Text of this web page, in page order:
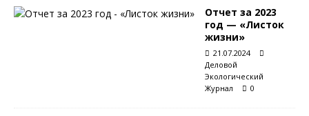
Отчет за 2023
год — «Листок
жизни»
21.07.2024
Деловой
Экологический
Журнал
0